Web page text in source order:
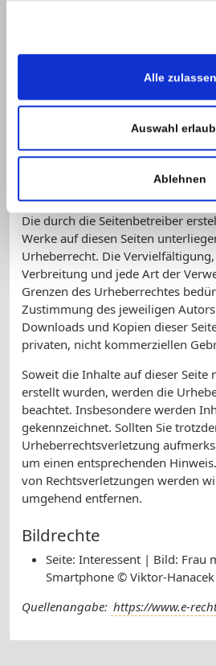
Alle zulassen
Auswahl
Ablehnen
Rechtsverstöße überprüft.
Eine permanente inhaltliche
Rechtsverletzung nicht zumutbar.
von Rechtsverletzungen werden
umgehend entfernen.
Die durch die Seitenbetreiber
Werke auf diesen Seiten
Urheberrecht. Die
Verbreitung und jede Art der
Grenzen des Urheberrechtes
Zustimmung des jeweiligen
Downloads und Kopien dieser
privaten, nicht kommerziellen
Soweit die Inhalte auf dieser Seite
erstellt wurden, werden die
beachtet. Insbesondere werden
gekennzeichnet. Sollten Sie
Urheberrechtsverletzung
um einen entsprechenden
von Rechtsverletzungen werden
umgehend entfernen.
Bildrechte
Seite: Interessent | Bild: Frau
Smartphone © Viktor-
Quellenangabe: https://www.e-